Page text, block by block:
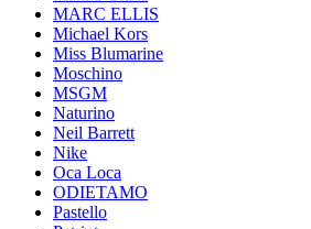
MARC ELLIS
Michael Kors
Miss Blumarine
Moschino
MSGM
Naturino
Neil Barrett
Nike
Oca Loca
ODIETAMO
Pastello